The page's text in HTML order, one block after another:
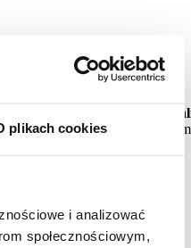
plikach cookies
i analizować
społecznościowym,
w całości
554/20) na rozprawie
wraz z należnymi